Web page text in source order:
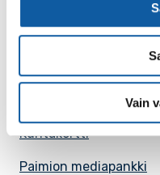
Vain
Paimio-tieto
Kuntakortti
Paimion mediapankki